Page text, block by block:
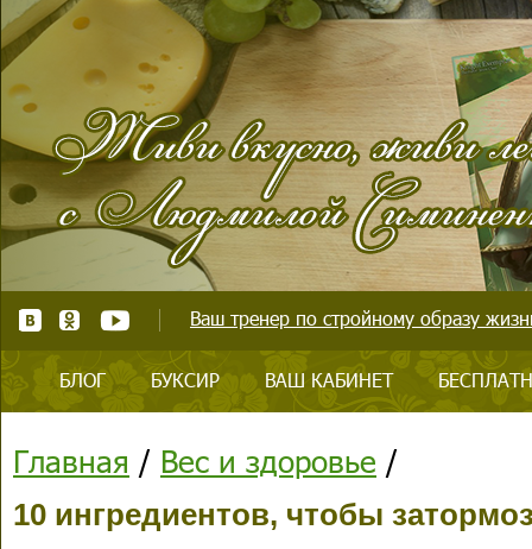
Ваш тренер по стройному образу
БЛОГ БУКСИР ВАШ КАБИНЕТ
Главная / Вес и здоровье /
10 ингредиентов, чтобы